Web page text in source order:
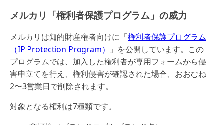
メルカリ「権利者保護プログラム」の威力
メルカリは知的財産権者向けに「権利者保護プログラム
（IP Protection Program）
」を公開しています。この
プログラムでは、加入した権利者が専用フォームから侵
害申立てを行え、権利侵害が確認された場合、おおむね
2〜3営業日で削除されます。
対象となる権利は7種類です。